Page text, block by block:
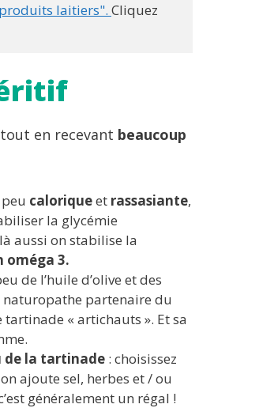
laitiers". Cliquez
tout en recevant beaucoup
peu caloriqueet rassasiante,
la glycémie
aussi on stabilise la
oméga 3.
de l’huile d’olive et des
naturopathe partenaire du
« artichauts ». Et sa
de la tartinade : choisissez
ajoute sel, herbes et / ou
généralement un régal !